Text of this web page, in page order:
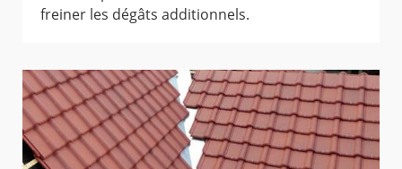
freiner les dégâts additionnels.